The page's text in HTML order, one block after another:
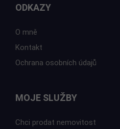
ODKAZY
O mně
Kontakt
Ochrana osobních údajů
MOJE SLUŽBY
Chci prodat nemovitost